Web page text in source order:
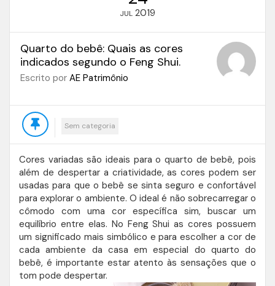
JUL 2019
Quarto do bebê: Quais as cores
indicados segundo o Feng Shui.
Escrito por AE Patrimônio
Sem categoria
Cores variadas são ideais para o quarto de bebê, pois
além de despertar a criatividade, as cores podem ser
usadas para que o bebê se sinta seguro e confortável
para explorar o ambiente. O ideal é não sobrecarregar o
cômodo com uma cor específica sim, buscar um
equilíbrio entre elas. No Feng Shui as cores possuem
um significado mais simbólico e para escolher a cor de
cada ambiente da casa em especial do quarto do
bebê, é importante estar atento às sensações que o
tom pode despertar.